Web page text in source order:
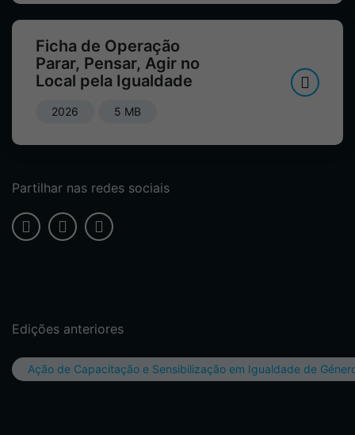
Ficha de Operação
Parar, Pensar, Agir no
Local pela Igualdade
2026 5 MB
Partilhar nas redes sociais
Edições anteriores
Ação de Capacitação e Sensibilização em Igualdade de